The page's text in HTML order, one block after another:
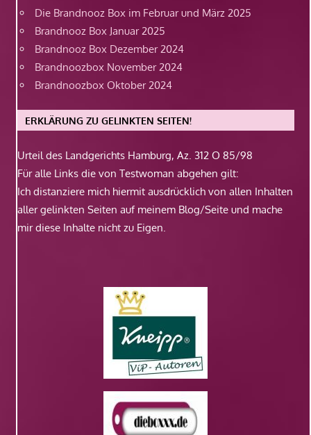
Die Brandnooz Box im Februar und März 2025
Brandnooz Box Januar 2025
Brandnooz Box Dezember 2024
Brandnoozbox November 2024
Brandnoozbox Oktober 2024
ERKLÄRUNG ZU GELINKTEN SEITEN!
Urteil des Landgerichts Hamburg, Az. 312 O 85/98
Für alle Links die von Testwoman abgehen gilt:
Ich distanziere mich hiermit ausdrücklich von allen Inhalten
aller gelinkten Seiten auf meinem Blog/Seite und mache
mir diese Inhalte nicht zu Eigen.